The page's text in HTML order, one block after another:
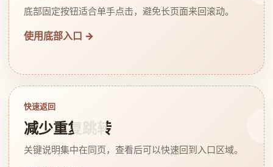
底部固定按钮适合单手点击，避免长页面来回滚动。
使用底部入口 →
快速返回
减少重复跳转
关键说明集中在同页，查看后可以快速回到入口区域。